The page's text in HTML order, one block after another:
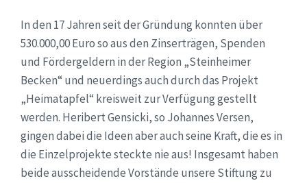
In den 17 Jahren seit der Gründung konnten über
530.000,00 Euro so aus den Zinserträgen, Spenden
und Fördergeldern in der Region „Steinheimer
Becken“ und neuerdings auch durch das Projekt
„Heimatapfel“ kreisweit zur Verfügung gestellt
werden. Heribert Gensicki, so Johannes Versen,
gingen dabei die Ideen aber auch seine Kraft, die es in
die Einzelprojekte steckte nie aus! Insgesamt haben
beide ausscheidende Vorstände unsere Stiftung zu